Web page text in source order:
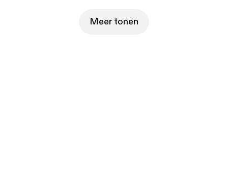
Meer tonen